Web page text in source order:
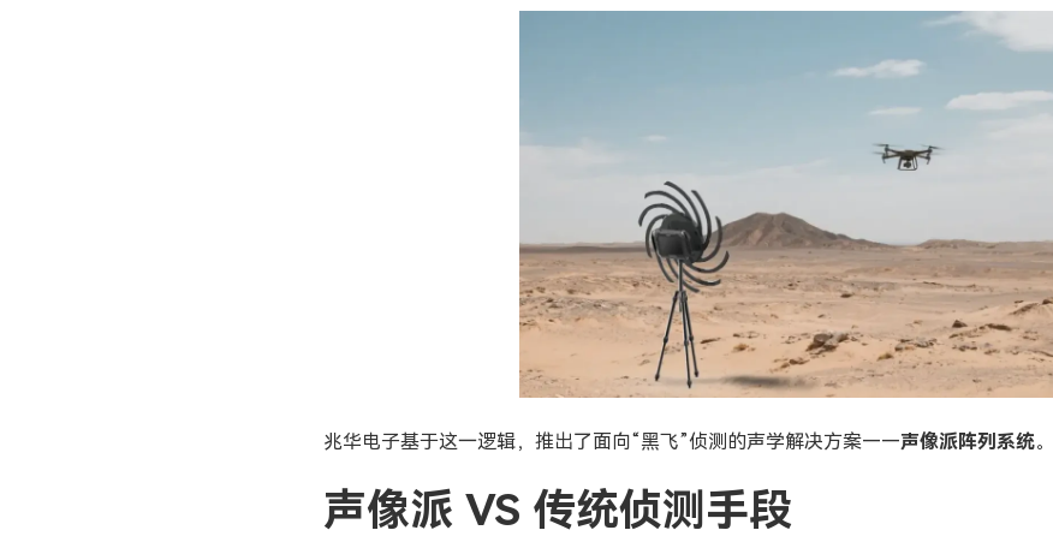
兆华电子基于这一逻辑，推出了面向“黑飞”侦测的声学解决方案——声像派阵列系统。
声像派 VS 传统侦测手段